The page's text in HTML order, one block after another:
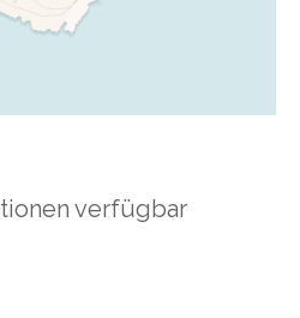
verfügbar